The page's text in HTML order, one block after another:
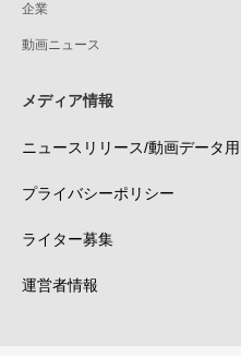
企業
動画ニュース
メディア情報
ニュースリリース/動画データ
プライバシーポリシー
ライター募集
運営者情報